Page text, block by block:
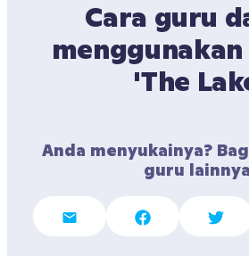
Cara guru
'The
Anda menyukainya?
guru